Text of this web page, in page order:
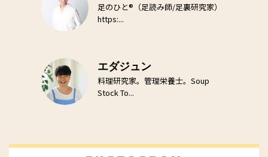
足のひと®（足読み師/足裏研究家）
https:...
エダジュン
料理研究家。管理栄養士。Soup
Stock To...